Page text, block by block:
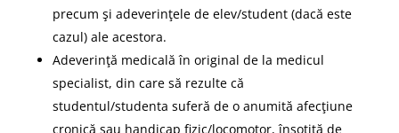
precum şi adeverinţele de elev/student (dacă este
cazul) ale acestora.
Adeverinţă medicală în original de la medicul
specialist, din care să rezulte că
studentul/studenta suferă de o anumită afecţiune
cronică sau handicap fizic/locomotor, însoţită de